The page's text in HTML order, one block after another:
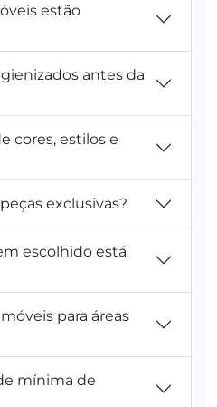
estão
antes da
cores, estilos e
exclusivas?
escolhido está
para áreas
mínima de